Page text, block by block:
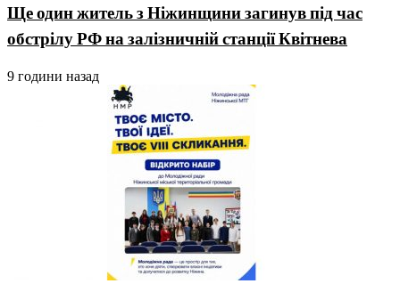
Ще один житель з Ніжинщини загинув під час
обстрілу РФ на залізничній станції Квітнева
9 години назад